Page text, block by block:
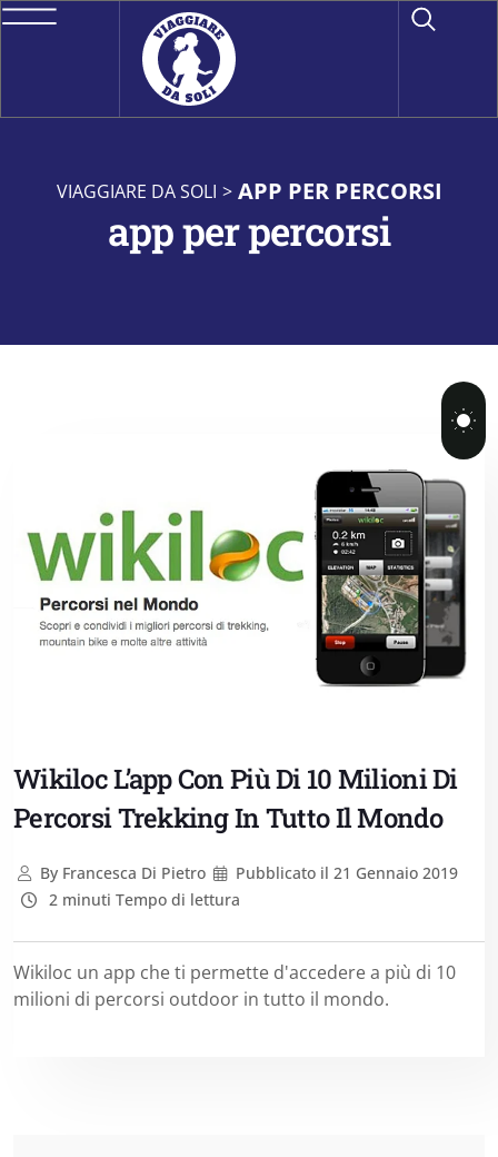
VIAGGIARE DA SOLI > APP PER PERCORSI
app per percorsi
Wikiloc L’app Con Più Di 10 Milioni Di
Percorsi Trekking In Tutto Il Mondo
ByFrancesca Di Pietro Pubblicato il 21 Gennaio 2019
2 minuti Tempo di lettura
Wikiloc un app che ti permette d'accedere a più di 10
milioni di percorsi outdoor in tutto il mondo.